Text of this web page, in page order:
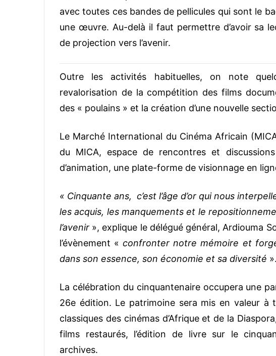
avec toutes ces bandes de pellicules qui sont le
une œuvre. Au-delà il faut permettre d’avoir sa
de projection vers l’avenir.
Outre les activités habituelles, on note
revalorisation de la compétition des films
des « poulains » et la création d’une nouvelle
Le Marché International du Cinéma Africain
du MICA, espace de rencontres et
d’animation, une plate-forme de visionnage en
« Cinquante ans, c’est l’âge d’or qui nous
les acquis, les manquements et le
l’avenir », explique le délégué général, Ardiouma
l’évènement «confronter notre mémoire et
dans son essence, son économie et sa diversité ».
La célébration du cinquantenaire occupera une
26e édition. Le patrimoine sera mis en valeur à
classiques des cinémas d’Afrique et de la
films restaurés, l’édition de livre sur le
archives.